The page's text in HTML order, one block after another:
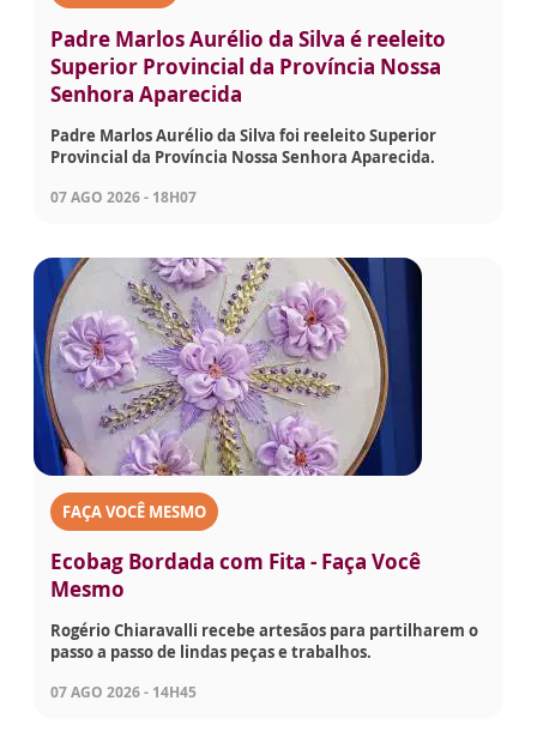
Padre Marlos Aurélio da Silva é reeleito
Superior Provincial da Província Nossa
Senhora Aparecida
Padre Marlos Aurélio da Silva foi reeleito Superior
Provincial da Província Nossa Senhora Aparecida.
07 AGO 2026 - 18H07
FAÇA VOCÊ MESMO
Ecobag Bordada com Fita - Faça Você
Mesmo
Rogério Chiaravalli recebe artesãos para partilharem o
passo a passo de lindas peças e trabalhos.
07 AGO 2026 - 14H45